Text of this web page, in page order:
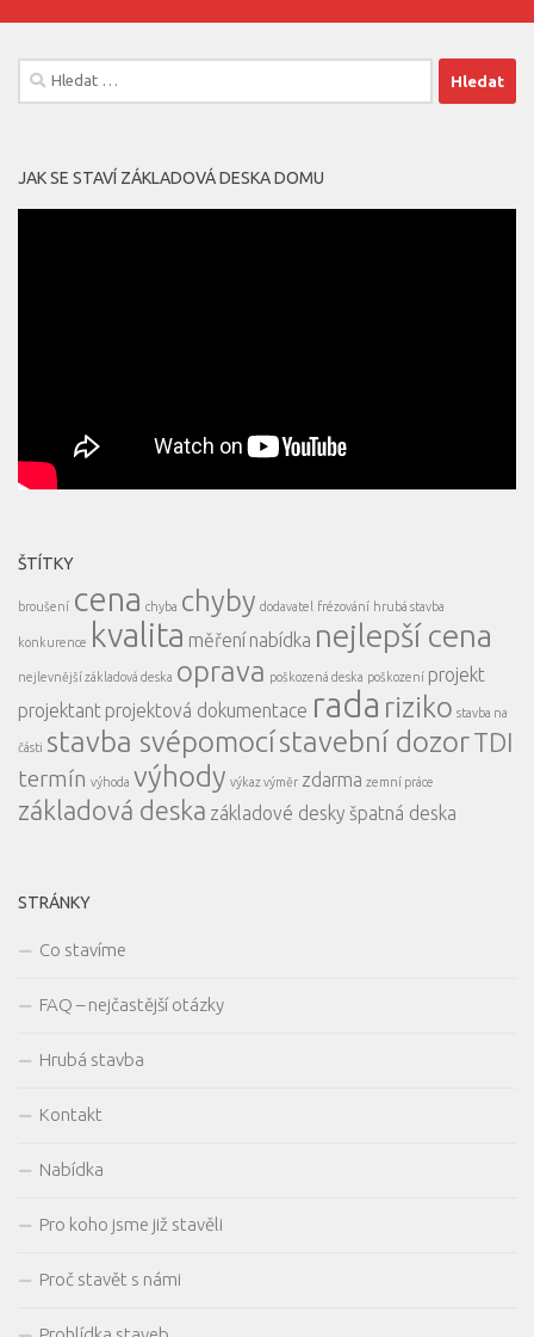
Vyhledávání
JAK SE STAVÍ ZÁKLADOVÁ DESKA DOMU
ŠTÍTKY
broušení cena chyba chyby dodavatel frézování hrubá stavba
konkurence kvalita měření nabídka nejlepší cena
nejlevnější základová deska oprava poškozená deska poškození projekt
projektant projektová dokumentace rada riziko stavba na
části stavba svépomocístavební dozorTDI
termín výhoda výhody výkaz výměr zdarma zemní práce
základová deska základové desky špatná deska
STRÁNKY
Co stavíme
FAQ – nejčastější otázky
Hrubá stavba
Kontakt
Nabídka
Pro koho jsme již stavěli
Proč stavět s námi